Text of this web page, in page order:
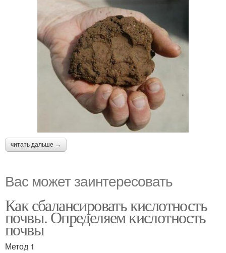
читать дальше →
Вас может заинтересовать
Как сбалансировать кислотность
почвы. Определяем кислотность
почвы
Метод 1